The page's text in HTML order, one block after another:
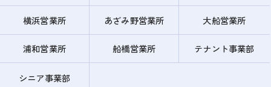
横浜営業所 あざみ野営業所 大船営業所
浦和営業所 船橋営業所 テナント事業部
シニア事業部